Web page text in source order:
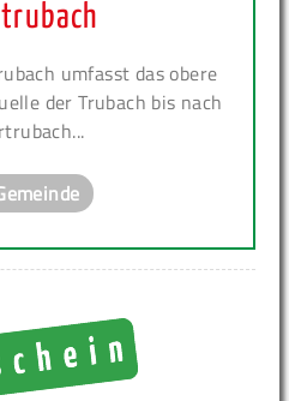
umfasst das obere
der Trubach bis nach